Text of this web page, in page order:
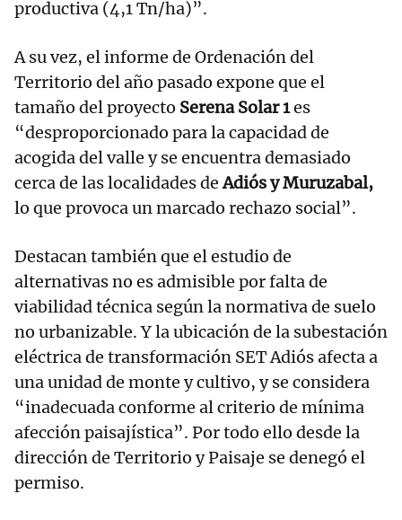
productiva (4,1 Tn/ha)”.
A su vez, el informe de Ordenación del
Territorio del año pasado expone que el
tamaño del proyecto Serena Solar 1es
“desproporcionado para la capacidad de
acogida del valle y se encuentra demasiado
cerca de las localidades deAdiós y Muruzabal,
lo que provoca un marcado rechazo social”.
Destacan también que el estudio de
alternativas no es admisible por falta de
viabilidad técnica según la normativa de suelo
no urbanizable. Y la ubicación de la subestación
eléctrica de transformación SET Adiós afecta a
una unidad de monte y cultivo, y se considera
“inadecuada conforme al criterio de mínima
afección paisajística”. Por todo ello desde la
dirección de Territorio y Paisaje se denegó el
permiso.